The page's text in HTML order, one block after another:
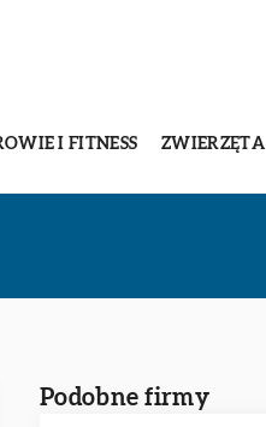
I FITNESS ZWIERZĘTA
Podobne firmy